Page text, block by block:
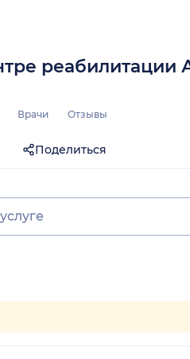
Врачи Отзывы
Поделиться